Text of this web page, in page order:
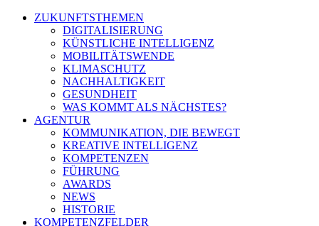
ZUKUNFTSTHEMEN
DIGITALISIERUNG
KÜNSTLICHE INTELLIGENZ
MOBILITÄTSWENDE
KLIMASCHUTZ
NACHHALTIGKEIT
GESUNDHEIT
WAS KOMMT ALS NÄCHSTES?
AGENTUR
KOMMUNIKATION, DIE BEWEGT
KREATIVE INTELLIGENZ
KOMPETENZEN
FÜHRUNG
AWARDS
NEWS
HISTORIE
KOMPETENZFELDER